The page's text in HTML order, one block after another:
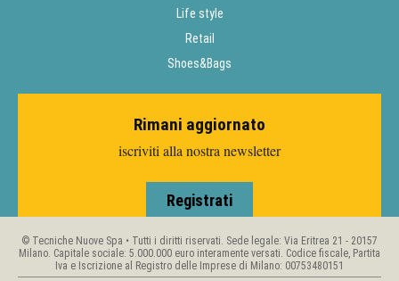
Life style
Retail
Shoes&Bags
Rimani aggiornato
iscriviti alla nostra newsletter
Registrati
© Tecniche Nuove Spa • Tutti i diritti riservati. Sede legale: Via Eritrea 21 - 20157
Milano. Capitale sociale: 5.000.000 euro interamente versati. Codice fiscale, Partita
Iva e Iscrizione al Registro delle Imprese di Milano: 00753480151